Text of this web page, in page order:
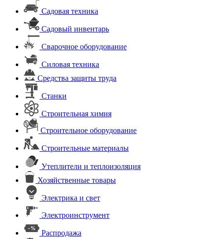
Садовая техника
Садовый инвентарь
Сварочное оборудование
Силовая техника
Средства защиты труда
Станки
Строительная химия
Строительное оборудование
Строительные материалы
Утеплители и теплоизоляция
Хозяйственные товары
Электрика и свет
Электроинструмент
Распродажа